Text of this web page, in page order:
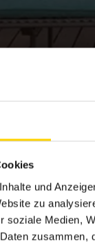
und
zu
soziale Medien,
zusammen,